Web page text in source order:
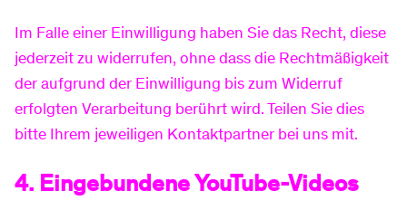
Nähere Informationen zu den
Privatsphäreeinstellungen der Matomo Software
finden Sie unter folgendem Link:
https://matomo.org/docs/privacy/ .
eingebunden (das können unsichtbare Grafiken
oder Codeschnipsel sein). Dadurch wird beim
Nutzer ein individuelles Cookie abgespeichert
(statt Cookies können auch vergleichbare
Technologien verwendet werden). Diese Cookies
Nutzer aufgesucht hat und wofür er sich
Im Falle einer Einwilligung haben Sie das Recht, diese
jederzeit zu widerrufen, ohne dass die Rechtmäßigkeit
der aufgrund der Einwilligung bis zum Widerruf
erfolgten Verarbeitung berührt wird. Teilen Sie dies
bitte Ihrem jeweiligen Kontaktpartner bei uns mit.
4. Eingebundene YouTube-Videos